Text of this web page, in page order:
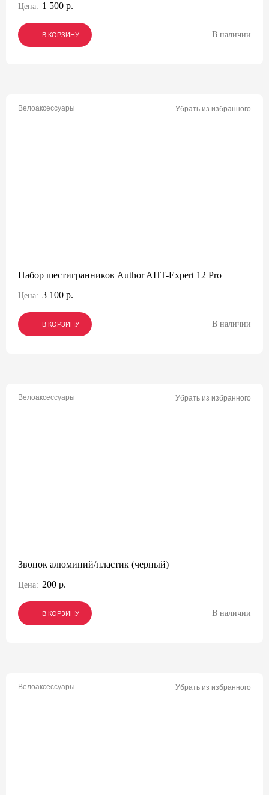
Цена: 1 500 р.
В КОРЗИНУ
В КОРЗИНУ
В КОРЗИНУ В наличии
Велоаксессуары Убрать из избранного
Набор шестигранников Author AHT-Expert 12 Pro
Цена: 3 100 р.
В КОРЗИНУ
В КОРЗИНУ
В КОРЗИНУ В наличии
Велоаксессуары Убрать из избранного
Звонок алюминий/пластик (черный)
Цена: 200 р.
В КОРЗИНУ
В КОРЗИНУ
В КОРЗИНУ В наличии
Велоаксессуары Убрать из избранного